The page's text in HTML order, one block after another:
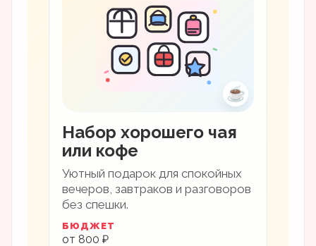
☕
Набор хорошего чая
или кофе
Уютный подарок для спокойных
вечеров, завтраков и разговоров
без спешки.
БЮДЖЕТ
от 800 ₽